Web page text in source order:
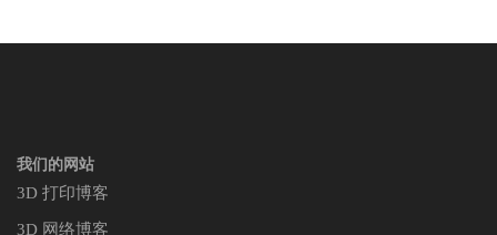
我们的网站
3D 打印博客
3D 网络博客